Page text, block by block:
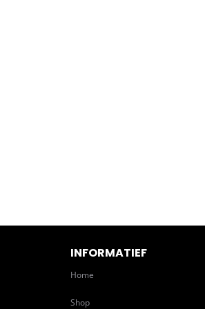
INFORMATIEF
Home
Shop